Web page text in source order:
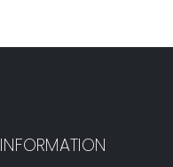
INFORMATION